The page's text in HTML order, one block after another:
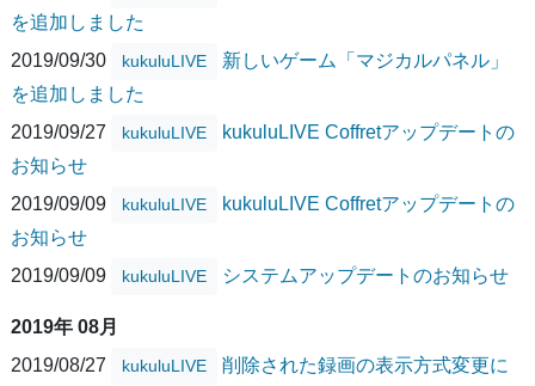
を追加しました
2019/09/30
kukuluLIVE
新しいゲーム「マジカルパネル」
を追加しました
2019/09/27
kukuluLIVE
kukuluLIVE Coffretアップデートの
お知らせ
2019/09/09
kukuluLIVE
kukuluLIVE Coffretアップデートの
お知らせ
2019/09/09
kukuluLIVE システムアップデートのお知らせ
2019年 08月
2019/08/27
kukuluLIVE
削除された録画の表示方式変更に